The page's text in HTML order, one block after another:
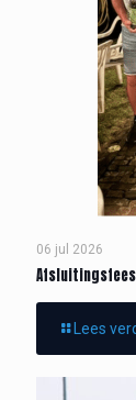
06 jul 2026
Lees